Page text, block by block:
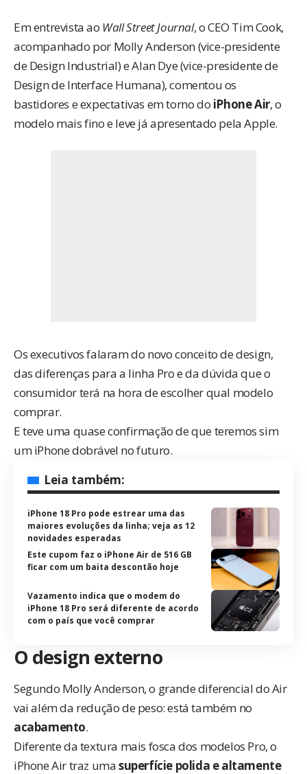
Em entrevista ao Wall Street Journal, o CEO Tim Cook,
acompanhado por Molly Anderson (vice-presidente
de Design Industrial) e Alan Dye (vice-presidente de
Design de Interface Humana), comentou os
bastidores e expectativas em torno do iPhone Air, o
modelo mais fino e leve já apresentado pela Apple.
Os executivos falaram do novo conceito de design,
das diferenças para a linha Pro e da dúvida que o
consumidor terá na hora de escolher qual modelo
comprar.
E teve uma quase confirmação de que teremos sim
um iPhone dobrável no futuro.
Leia também:
iPhone 18 Pro pode estrear uma das
maiores evoluções da linha; veja as 12
novidades esperadas
Este cupom faz o iPhone Air de 516 GB
ficar com um baita descontão hoje
Vazamento indica que o modem do
iPhone 18 Pro será diferente de acordo
com o país que você comprar
O design externo
Segundo Molly Anderson, o grande diferencial do Air
vai além da redução de peso: está também no
acabamento.
Diferente da textura mais fosca dos modelos Pro, o
iPhone Air traz umasuperfície polida e altamente